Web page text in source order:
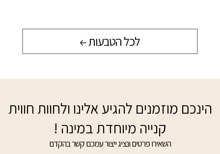
לכל הטבעות
הינכם מוזמנים להגיע אלינו ולחוות חווית
קנייה מיוחדת במינה !
השאירו פרטים ונציג ייצור עמכם קשר בהקדם